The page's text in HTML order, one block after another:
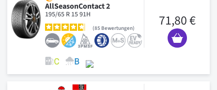
AllSeasonContact 2
195/65 R 15 91H
85 Bewertungen 71,80 €